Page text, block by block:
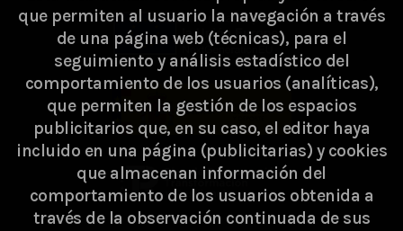
que permiten al usuario la navegación a través
de una página web (técnicas), para el
seguimiento y análisis estadístico del
comportamiento de los usuarios (analíticas),
que permiten la gestión de los espacios
publicitarios que, en su caso, el editor haya
incluido en una página (publicitarias) y cookies
que almacenan información del
comportamiento de los usuarios obtenida a
través de la observación continuada de sus